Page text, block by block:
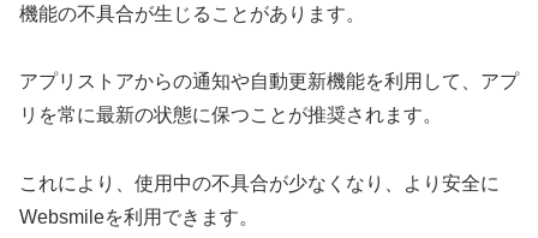
機能の不具合が生じることがあります。
アプリストアからの通知や自動更新機能を利用して、アプ
リを常に最新の状態に保つことが推奨されます。
これにより、使用中の不具合が少なくなり、より安全に
Websmileを利用できます。